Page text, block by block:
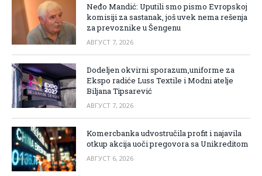
Neđo Mandić: Uputili smo pismo Evropskoj
komisiji za sastanak, još uvek nema rešenja
za prevoznike u Šengenu
АВГУСТ 7, 2026
Dodeljen okvirni sporazum,uniforme za
Ekspo radiće Luss Textile i Modni atelje
Biljana Tipsarević
АВГУСТ 7, 2026
Komercbanka udvostručila profit i najavila
otkup akcija uoči pregovora sa Unikreditom
АВГУСТ 6, 2026